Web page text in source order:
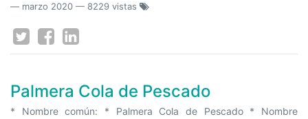
— marzo 2020 — 8229 vistas
Palmera Cola de Pescado
* Nombre común: * Palmera Cola de Pescado * Nombre